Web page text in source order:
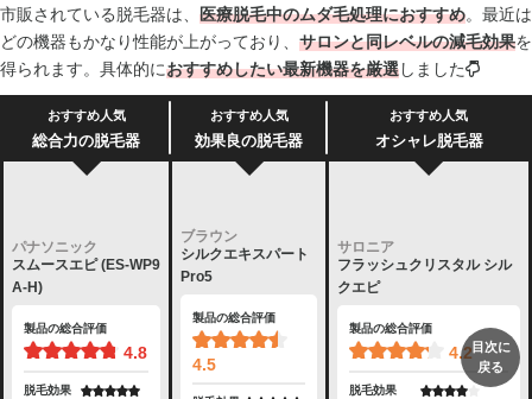
市販されている脱毛器は、 医療脱毛中のムダ毛処理におすすめ。最近は
どの機器もかなり性能が上がっており、 サロンと同レベルの減毛効果を
得られます。具体的におすすめしたい最新機器を厳選しました
おすすめ人気
総合力の脱毛器
おすすめ人気
効果良の脱毛器
おすすめ人気
オシャレ脱毛器
パナソニック
スムースエピ (ES-WP9
A-H)
製品の総合評価
4.8
脱毛効果
ブラウン
シルクエキスパート
Pro5
製品の総合評価
4.5
サロニア
フラッシュクリスタル シル
クエピ
製品の総合評価
4.2
脱毛効果
目次に
戻る